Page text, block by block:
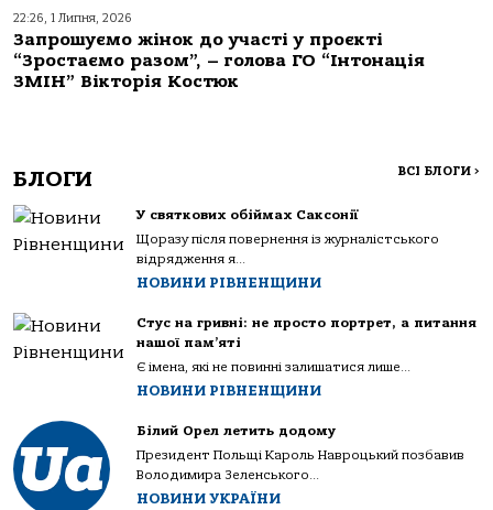
22:26, 1 Липня, 2026
Запрошуємо жінок до участі у проєкті
“Зростаємо разом”, – голова ГО “Інтонація
ЗМІН” Вікторія Костюк
БЛОГИ ВСІ БЛОГИ >
У святкових обіймах Саксонії
Щоразу після повернення із журналістського
відрядження я...
НОВИНИ РІВНЕНЩИНИ
Стус на гривні: не просто портрет, а питання
нашої пам’яті
Є імена, які не повинні залишатися лише...
НОВИНИ РІВНЕНЩИНИ
Білий Орел летить додому
Президент Польщі Кароль Навроцький позбавив
Володимира Зеленського...
НОВИНИ УКРАЇНИ